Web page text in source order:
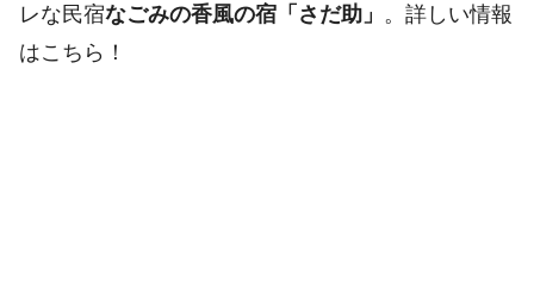
レな民宿なごみの香風の宿「さだ助」 。詳しい情報
はこちら！